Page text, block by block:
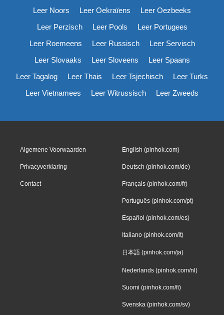
Leer Noors
Leer Oekraïens
Leer Oezbeeks
Leer Perzisch
Leer Pools
Leer Portugees
Leer Roemeens
Leer Russisch
Leer Servisch
Leer Slovaaks
Leer Sloveens
Leer Spaans
Leer Tagalog
Leer Thais Leer Tsjechisch
Leer Turks
Leer Vietnamees
Leer Witrussisch Leer Zweeds
Algemene Voorwaarden
Privacyverklaring
Contact
English (pinhok.com)
Deutsch (pinhok.com/de)
Français (pinhok.com/fr)
Português (pinhok.com/pt)
Español (pinhok.com/es)
Italiano (pinhok.com/it)
日本語 (pinhok.com/ja)
Nederlands (pinhok.com/nl)
Suomi (pinhok.com/fi)
Svenska (pinhok.com/sv)